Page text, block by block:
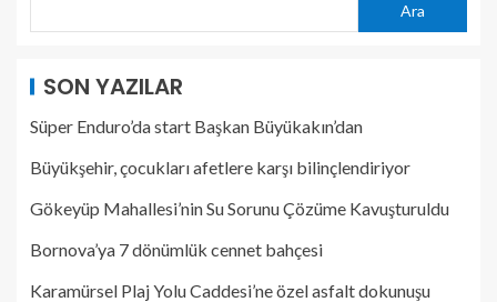
Ara
SON YAZILAR
Süper Enduro’da start Başkan Büyükakın’dan
Büyükşehir, çocukları afetlere karşı bilinçlendiriyor
Gökeyüp Mahallesi’nin Su Sorunu Çözüme Kavuşturuldu
Bornova’ya 7 dönümlük cennet bahçesi
Karamürsel Plaj Yolu Caddesi’ne özel asfalt dokunuşu